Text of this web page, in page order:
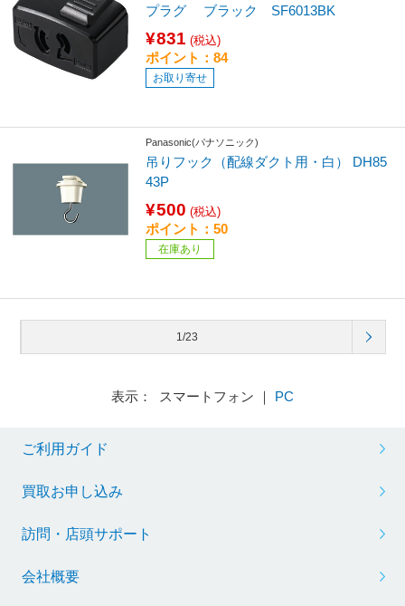
プラグ ブラック SF6013BK
¥831 (税込)
ポイント：84
お取り寄せ
Panasonic(パナソニック)
吊りフック（配線ダクト用・白） DH85
43P
¥500 (税込)
ポイント：50
在庫あり
1/23
表示： スマートフォン ｜ PC
ご利用ガイド
買取お申し込み
訪問・店頭サポート
会社概要